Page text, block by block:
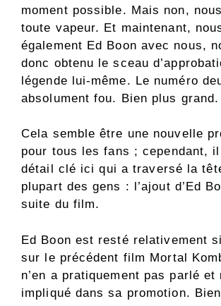
moment possible. Mais non,
toute vapeur. Et maintenant,
également Ed Boon avec nous,
donc obtenu le sceau
légende lui-même. Le numéro
absolument fou. Bien plus grand.
Cela semble être une nouvelle
pour tous les fans ; cependant,
détail clé ici qui a traversé la
plupart des gens : l’ajout d’Ed
suite du film.
Ed Boon est resté relativement
sur le précédent film Mortal
n’en a pratiquement pas parlé et
impliqué dans sa promotion.